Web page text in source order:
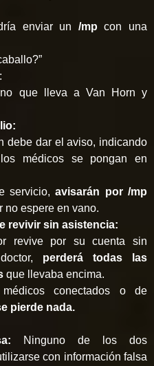
enviar un /mp con una
que lleva a Van Horn y
debe dar el aviso, indicando
médicos se pongan en
servicio,avisarán por /mp
no espere en vano.
revivir sin asistencia:
revive por su cuenta sin
perderá todas las
que llevaba encima.
conectados o de
pierde nada.
Ninguno de los dos
con información falsa